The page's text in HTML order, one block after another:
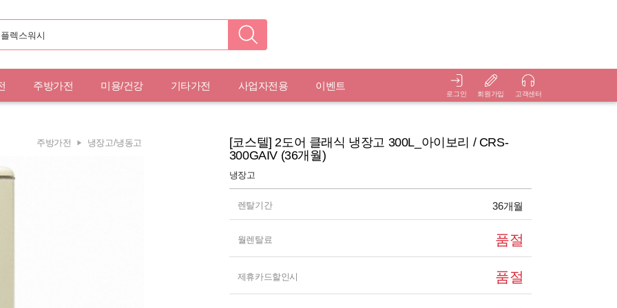
주방가전 미용/건강 기타가전 사업자전용 이벤트
로그인 회원가입 고객센터
주방가전 냉장고/냉동고
[코스텔] 2도어 클래식 냉장고 300L_아이보리 / CRS-
300GAIV (36개월)
냉장고
렌탈기간 36개월
월렌탈료 품절
제휴카드할인시 품절